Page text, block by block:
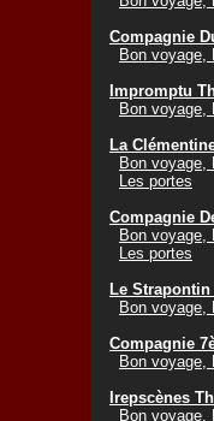
Compagnie
Bon voyage,
Impromptu
Bon voyage,
La
Bon voyage,
Les portes
Compagnie
Bon voyage,
Les portes
Le Strapontin
Bon voyage,
Compagnie
Bon voyage,
Irepscènes
Bon voyage,